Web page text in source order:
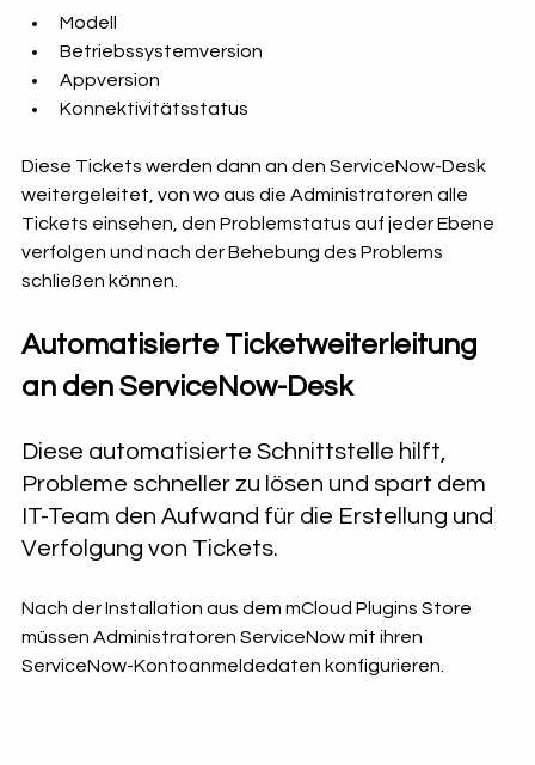
Modell
Betriebssystemversion
Appversion
Konnektivitätsstatus
Diese Tickets werden dann an den ServiceNow-Desk
weitergeleitet, von wo aus die Administratoren alle
Tickets einsehen, den Problemstatus auf jeder Ebene
verfolgen und nach der Behebung des Problems
schließen können.
Automatisierte Ticketweiterleitung
an den ServiceNow-Desk
Diese automatisierte Schnittstelle hilft,
Probleme schneller zu lösen und spart dem
IT-Team den Aufwand für die Erstellung und
Verfolgung von Tickets.
Nach der Installation aus dem mCloud Plugins Store
müssen Administratoren ServiceNow mit ihren
ServiceNow-Kontoanmeldedaten konfigurieren.